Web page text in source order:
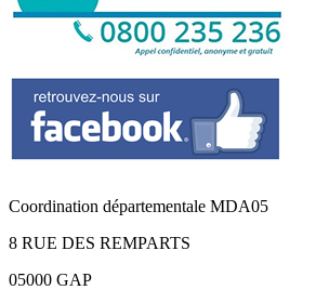
Coordination départementale MDA05
8 RUE DES REMPARTS
05000 GAP